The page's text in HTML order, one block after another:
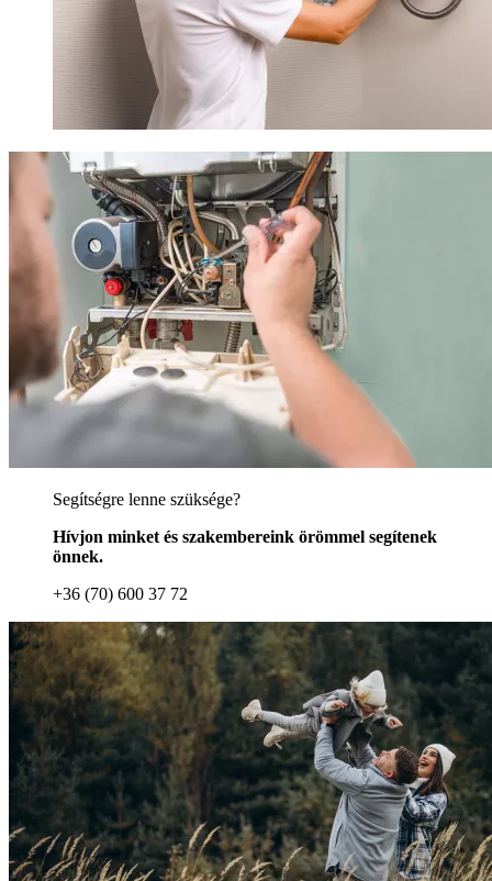
Segítségre lenne szüksége?
Hívjon minket és szakembereink örömmel segítenek
önnek.
+36 (70) 600 37 72